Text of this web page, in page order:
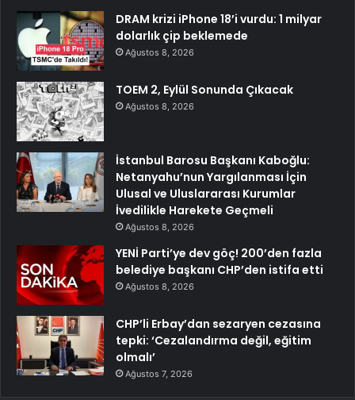
DRAM krizi iPhone 18’i vurdu: 1 milyar
dolarlık çip beklemede
Ağustos 8, 2026
TOEM 2, Eylül Sonunda Çıkacak
Ağustos 8, 2026
İstanbul Barosu Başkanı Kaboğlu:
Netanyahu’nun Yargılanması İçin
Ulusal ve Uluslararası Kurumlar
İvedilikle Harekete Geçmeli
Ağustos 8, 2026
YENİ Parti’ye dev göç! 200’den fazla
belediye başkanı CHP’den istifa etti
Ağustos 8, 2026
CHP’li Erbay’dan sezaryen cezasına
tepki: ‘Cezalandırma değil, eğitim
olmalı’
Ağustos 7, 2026